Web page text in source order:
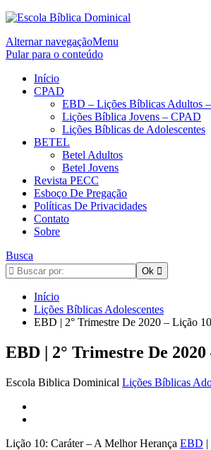
Alternar navegaçãoMenu
Pular para o conteúdo
Início
CPAD
EBD – Lições Bíblicas Adultos
Lições Bíblica Jovens – CPAD
Lições Bíblicas de Adolescentes
BETEL
Betel Adultos
Betel Jovens
Revista PECC
Esboço De Pregação
Políticas De Privacidades
Contato
Sobre
Busca
Início
Lições Bíblicas Adolescentes
EBD | 2° Trimestre De 2020 – Lição
EBD | 2° Trimestre De
Escola Biblica Dominical Lições Bíblicas
Lição 10: Caráter – A Melhor Herança EBD